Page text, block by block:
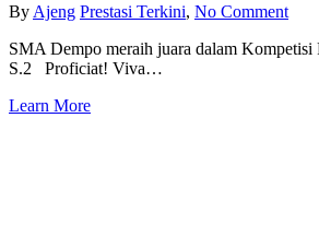
By Ajeng Prestasi Terkini, No Comment
SMA Dempo meraih juara dalam
S.2 Proficiat! Viva…
Learn More